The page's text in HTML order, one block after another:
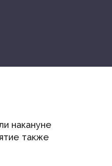
накануне
также